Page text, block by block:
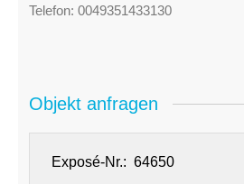
Telefon: 0049351433130
Objekt anfragen
Exposé-Nr.: